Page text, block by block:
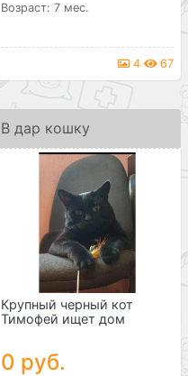
Возраст: 7 мес.
4 67
В дар кошку
Крупный черный кот
Тимофей ищет дом
0 руб.